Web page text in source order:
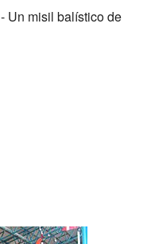
Un misil balístico de